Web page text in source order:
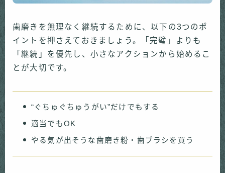
歯磨きを無理なく継続するために、以下の3つのポ
イントを押さえておきましょう。「完璧」よりも
「継続」を優先し、小さなアクションから始めるこ
とが大切です。
“ぐちゅぐちゅうがい”だけでもする
適当でもOK
やる気が出そうな歯磨き粉・歯ブラシを買う